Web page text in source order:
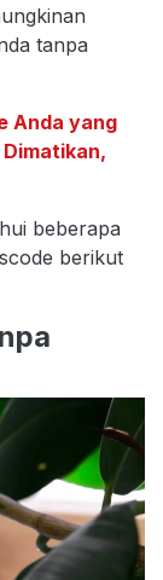
tanpa
Anda yang
beberapa
berikut